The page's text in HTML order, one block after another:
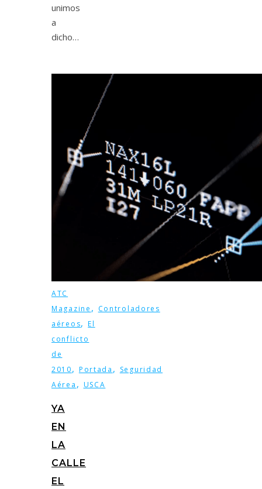
unimos
a
dicho…
ATC
Magazine , Controladores
aéreos,El
conflicto
de
2010, Portada , Seguridad
Aérea , USCA
YA
EN
LA
CALLE
EL